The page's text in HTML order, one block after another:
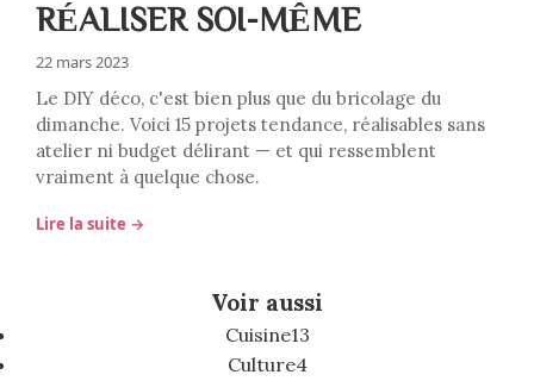
RÉALISER SOI-MÊME
22 mars 2023
Le DIY déco, c'est bien plus que du bricolage du
dimanche. Voici 15 projets tendance, réalisables sans
atelier ni budget délirant — et qui ressemblent
vraiment à quelque chose.
Lire la suite →
Voir aussi
Cuisine13
Culture4